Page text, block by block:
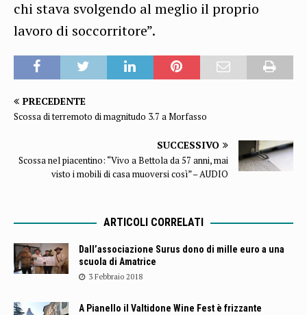
chi stava svolgendo al meglio il proprio
lavoro di soccorritore”.
PRECEDENTE
Scossa di terremoto di magnitudo 3.7 a Morfasso
SUCCESSIVO
Scossa nel piacentino: “Vivo a Bettola da 57 anni, mai
visto i mobili di casa muoversi così” – AUDIO
ARTICOLI CORRELATI
Dall’associazione Surus dono di mille euro a una
scuola di Amatrice
3 Febbraio 2018
A Pianello il Valtidone Wine Fest è frizzante